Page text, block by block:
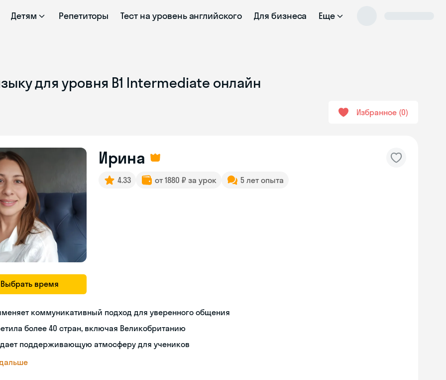
Детям Репетиторы Тест на уровень английского Для бизнеса Еще
для уровня B1 Intermediate онлайн
Избранное 0
Выбрать время
Ирина
4.33 от 1880 ₽ за урок 5 лет опыта
коммуникативный подход для уверенного общения
более 40 стран, включая Великобританию
поддерживающую атмосферу для учеников